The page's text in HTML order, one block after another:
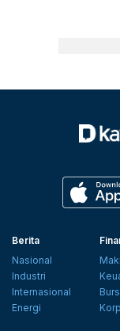
Berita
Nasional
Industri
Internasional
Energi